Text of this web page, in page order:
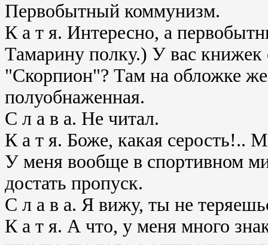
Первобытный коммунизм.
К а т я. Интересно, а
Тамарину полку.) У вас
"Скорпион"? Там на обложке
полуобнаженная.
С л а в а. Не читал.
К а т я. Боже, какая серость!..
У меня вообще в спортивном
достать пропуск.
С л а в а. Я вижу, ты не
К а т я. А что, у меня много